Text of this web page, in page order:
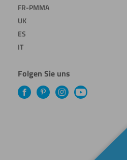
FR-PMMA
UK
ES
IT
Folgen Sie uns
FacebookPinterestInstagramYouTube